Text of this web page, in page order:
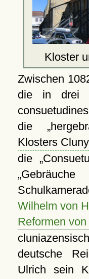
Kloster
Zwischen
die in drei
die
Klosters Cluny
die
Wilhelm von
Reformen
deutsche
Ulrich sein